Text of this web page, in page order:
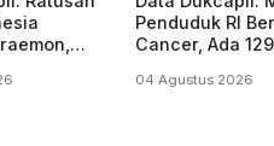
Penduduk RI
Cancer, Ada
04 Agustus 2026